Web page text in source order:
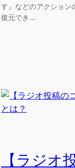
す』などのアクション
復元でき…
【ラジオ